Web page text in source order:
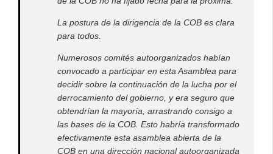
La postura de la dirigencia de la COB es clara
para todos.
Numerosos comités autoorganizados habían
convocado a participar en esta Asamblea para
decidir sobre la continuación de la lucha por el
derrocamiento del gobierno, y era seguro que
obtendrían la mayoría, arrastrando consigo a
las bases de la COB. Esto habría transformado
efectivamente esta asamblea abierta de la
COB en una dirección nacional autoorganizada